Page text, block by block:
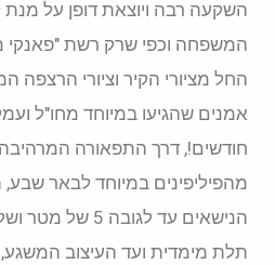
השקעה רבה ויוצאת דופן על מנת
המשפחה וכפי שרק רשת "פאנקי
החל מציורי הקיר וציורי הרצפה
חודשים!, דרך התפאורה
מהפיליפינים במיוחד לבאר שבע,
הנישאים עד
תלת מימדית ועד העיצוב